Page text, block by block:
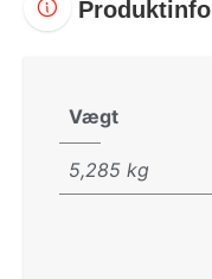
Produktinfo
Vægt
5,285 kg